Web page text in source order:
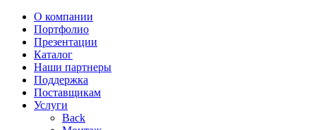
О компании
Портфолио
Презентации
Каталог
Наши партнеры
Поддержка
Поставщикам
Услуги
Back